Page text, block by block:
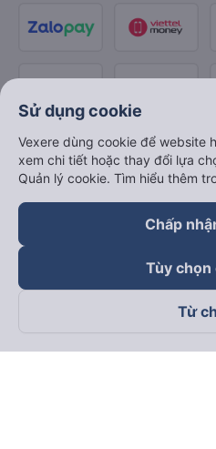
Theo dõi chúng tôi trên
Sử dụng cookie
Vexere dùng cookie để website
xem chi tiết hoặc thay đổi lựa
Quản lý cookie. Tìm hiểu thêm
Chấp
Tùy chọn
Từ